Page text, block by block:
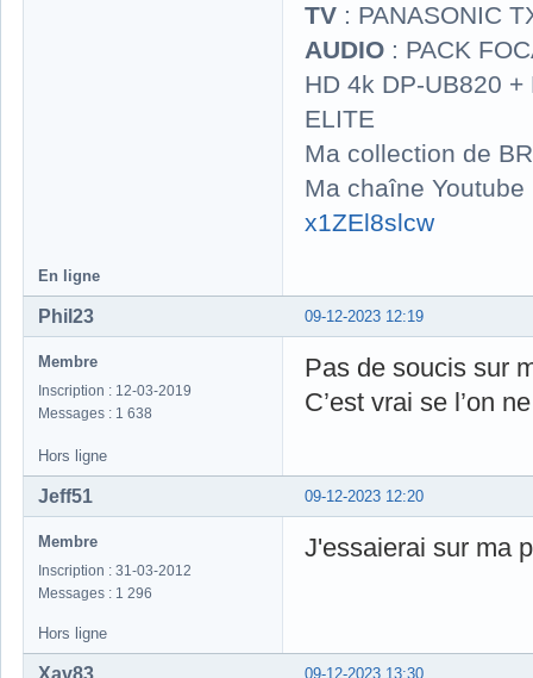
TV : PANASONIC
AUDIO : PACK
HD 4k DP-UB820
ELITE
Ma collection de
Ma chaîne
x1ZEl8slcw
En ligne
09-12-2023 12:19
Phil23
Membre
Inscription : 12-03-2019
Messages : 1 638
Pas de soucis sur
C’est vrai se l’on
Hors ligne
09-12-2023 12:20
Jeff51
Membre
Inscription : 31-03-2012
Messages : 1 296
J'essaierai sur ma
Hors ligne
09-12-2023 13:30
Xav83